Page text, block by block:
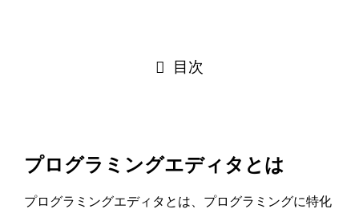
目次
プログラミングエディタとは
プログラミングエディタとは、プログラミングに特化